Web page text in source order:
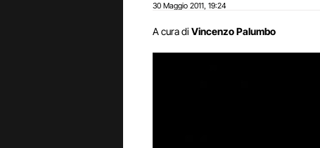
30 Maggio 2011 19:24
A cura di Vincenzo Palumbo